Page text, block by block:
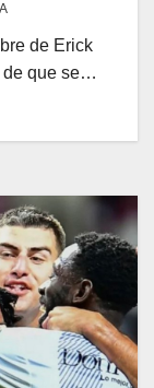
de Erick
de que se…